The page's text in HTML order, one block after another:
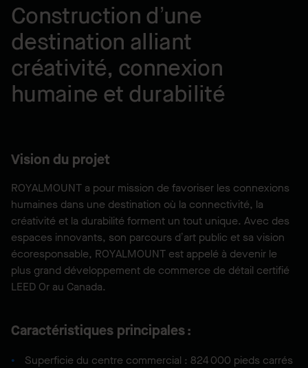
Construction d’une
destination alliant
créativité, connexion
humaine et durabilité
Vision du projet
ROYALMOUNT a pour mission de favoriser les connexions
humaines dans une destination où la connectivité, la
créativité et la durabilité forment un tout unique. Avec des
espaces innovants, son parcours d’art public et sa vision
écoresponsable, ROYALMOUNT est appelé à devenir le
plus grand développement de commerce de détail certifié
LEED Or au Canada.
Caractéristiques principales :
Superficie du centre commercial : 824 000 pieds carrés